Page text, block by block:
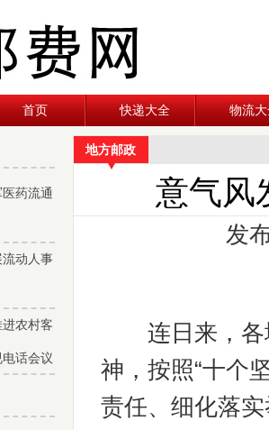
首页 快递大全 物流
药流通
动人事
农村客
话会议
地方邮政
意气风
发
连日来，各地
神，按照“十个
责任、细化落